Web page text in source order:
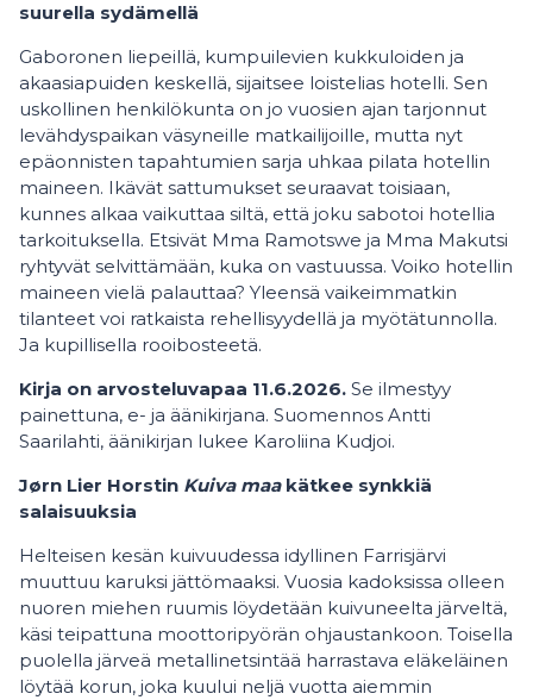
suurella sydämellä
Gaboronen liepeillä, kumpuilevien kukkuloiden ja
akaasiapuiden keskellä, sijaitsee loistelias hotelli. Sen
uskollinen henkilökunta on jo vuosien ajan tarjonnut
levähdyspaikan väsyneille matkailijoille, mutta nyt
epäonnisten tapahtumien sarja uhkaa pilata hotellin
maineen. Ikävät sattumukset seuraavat toisiaan,
kunnes alkaa vaikuttaa siltä, että joku sabotoi hotellia
tarkoituksella. Etsivät Mma Ramotswe ja Mma Makutsi
ryhtyvät selvittämään, kuka on vastuussa. Voiko hotellin
maineen vielä palauttaa? Yleensä vaikeimmatkin
tilanteet voi ratkaista rehellisyydellä ja myötätunnolla.
Ja kupillisella rooibosteetä.
Kirja on arvosteluvapaa 11.6.2026. Se ilmestyy
painettuna, e- ja äänikirjana. Suomennos Antti
Saarilahti, äänikirjan lukee Karoliina Kudjoi.
Jørn Lier Horstin Kuiva maa kätkee synkkiä
salaisuuksia
Helteisen kesän kuivuudessa idyllinen Farrisjärvi
muuttuu karuksi jättömaaksi. Vuosia kadoksissa olleen
nuoren miehen ruumis löydetään kuivuneelta järveltä,
käsi teipattuna moottoripyörän ohjaustankoon. Toisella
puolella järveä metallinetsintää harrastava eläkeläinen
löytää korun, joka kuului neljä vuotta aiemmin